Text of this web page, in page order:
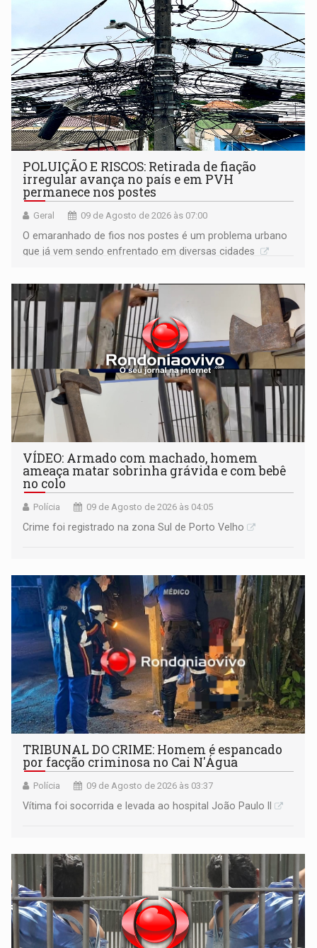
POLUIÇÃO E RISCOS: Retirada de fiação
irregular avança no país e em PVH
permanece nos postes
Geral 09 de Agosto de 2026 às 07:00
O emaranhado de fios nos postes é um problema urbano
que já vem sendo enfrentado em diversas cidades
VÍDEO: Armado com machado, homem
ameaça matar sobrinha grávida e com bebê
no colo
Polícia 09 de Agosto de 2026 às 04:05
Crime foi registrado na zona Sul de Porto Velho
TRIBUNAL DO CRIME: Homem é espancado
por facção criminosa no Cai N'Água
Polícia 09 de Agosto de 2026 às 03:37
Vítima foi socorrida e levada ao hospital João Paulo II